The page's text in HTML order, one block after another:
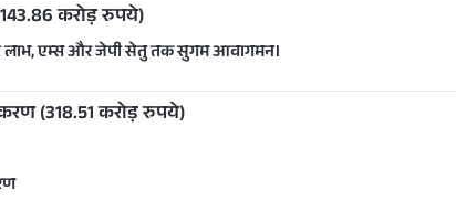
करोड़ रुपये)
लाभ, एम्स और जेपी सेतु तक सुगम आवागमन।
(318.51 करोड़ रुपये)